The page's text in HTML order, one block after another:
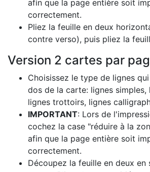
afin que la page entière soit
correctement.
Pliez la feuille en deux
contre verso), puis pliez la
Version 2 cartes par
Choisissez le type de lignes
dos de la carte: lignes simples,
lignes trottoirs, lignes
IMPORTANT: Lors de
cochez la case "réduire à la
afin que la page entière soit
correctement.
Découpez la feuille en deux en